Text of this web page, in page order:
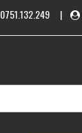
0751.132.249|